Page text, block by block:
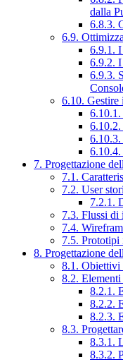
dalla
6.8.3.
6.9.
6.9.1.
6.9.2.
6.9.3.
6.10. Gestire
6.10.1.
7. Progettazione
7.1.
7.2. User
7.2.1.
7.3. Flussi di
7.4.
7.5. Prototipi
8. Progettazione
8.1. Obiettivi
8.2. Elementi
8.2.1.
8.2.2.
8.2.3.
8.3.
8.3.1.
8.3.2.